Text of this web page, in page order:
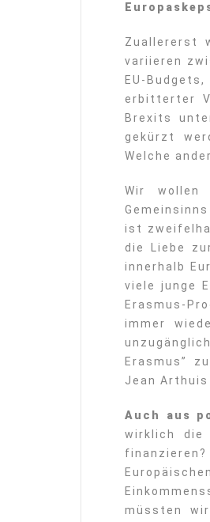
Zuallererst
variieren
EU-
erbitterter
Brexits
gekürzt
Welche
Wir wollen
ist
die Liebe
innerhalb
viele junge
Erasmus-
immer
Erasmus”
Jean
Auch aus
wirklich die
müssten